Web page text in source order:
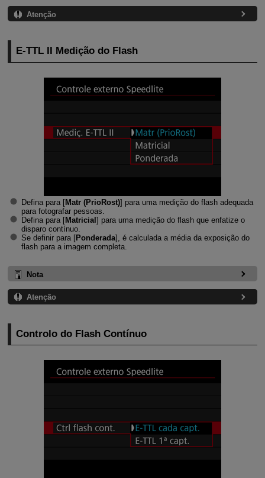
Atenção
E-TTL II Medição do Flash
Defina para [Matr (PrioRost)] para uma medição do flash adequada
para fotografar pessoas.
Defina para [Matricial ] para uma medição do flash que enfatize o
disparo contínuo.
Se definir para [Ponderada], é calculada a média da exposição do
flash para a imagem completa.
Nota
Atenção
Controlo do Flash Contínuo